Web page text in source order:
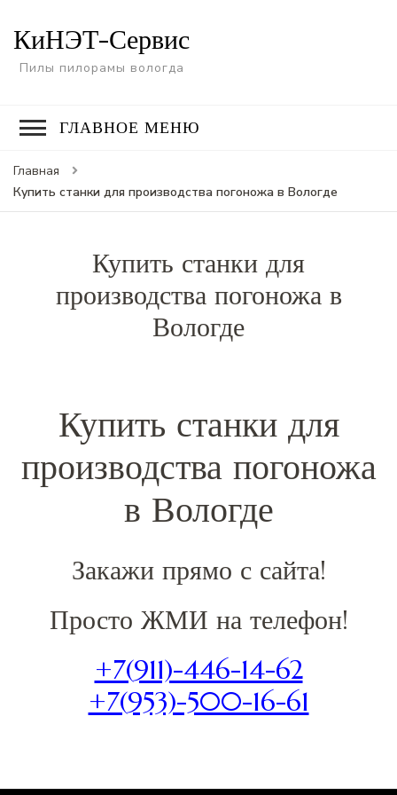
КиНЭТ-Сервис
Пилы пилорамы вологда
ГЛАВНОЕ МЕНЮ
Главная
Купить станки для производства погоножа в Вологде
Купить станки для
производства погоножа в
Вологде
Купить станки для
производства погоножа
в Вологде
Закажи прямо с сайта!
Просто ЖМИ на телефон!
+7(911)-446-14-62
+7(953)-500-16-61